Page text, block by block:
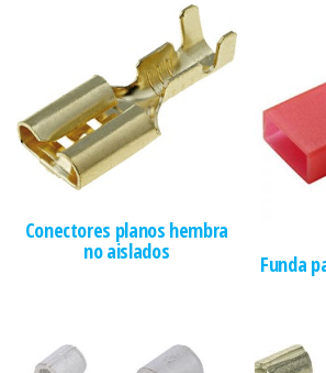
Conectores planos hembra
no aislados
Funda